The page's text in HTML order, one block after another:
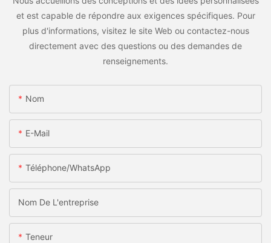
et est capable de répondre aux exigences spécifiques. Pour
plus d'informations, visitez le site Web ou contactez-nous
directement avec des questions ou des demandes de
renseignements.
Nom
E-Mail
Téléphone/WhatsApp
Nom De L'entreprise
Teneur